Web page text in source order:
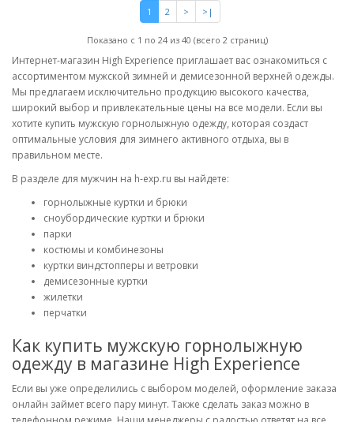
1 2 > >|
Показано с 1 по 24 из 40 (всего 2 страниц)
Интернет-магазин High Experience приглашает вас ознакомиться с
ассортиментом мужской зимней и демисезонной верхней одежды.
Мы предлагаем исключительно продукцию высокого качества,
широкий выбор и привлекательные цены на все модели. Если вы
хотите купить мужскую горнолыжную одежду, которая создаст
оптимальные условия для зимнего активного отдыха, вы в
правильном месте.
В разделе для мужчин на h-exp.ru вы найдете:
горнолыжные куртки и брюки
сноубордические куртки и брюки
парки
костюмы и комбинезоны
куртки виндстопперы и ветровки
демисезонные куртки
жилетки
перчатки
Как купить мужскую горнолыжную
одежду в магазине High Experience
Если вы уже определились с выбором моделей, оформление заказа
онлайн займет всего пару минут. Также сделать заказ можно в